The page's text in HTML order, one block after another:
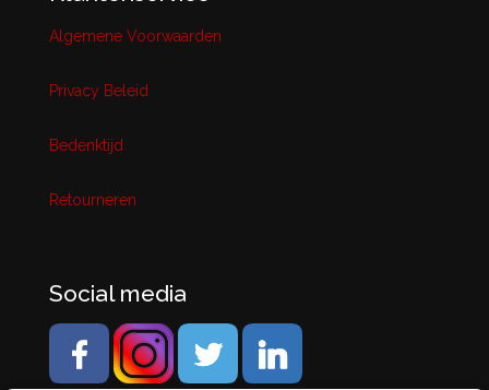
Algemene Voorwaarden
Privacy Beleid
Bedenktijd
Retourneren
Social media